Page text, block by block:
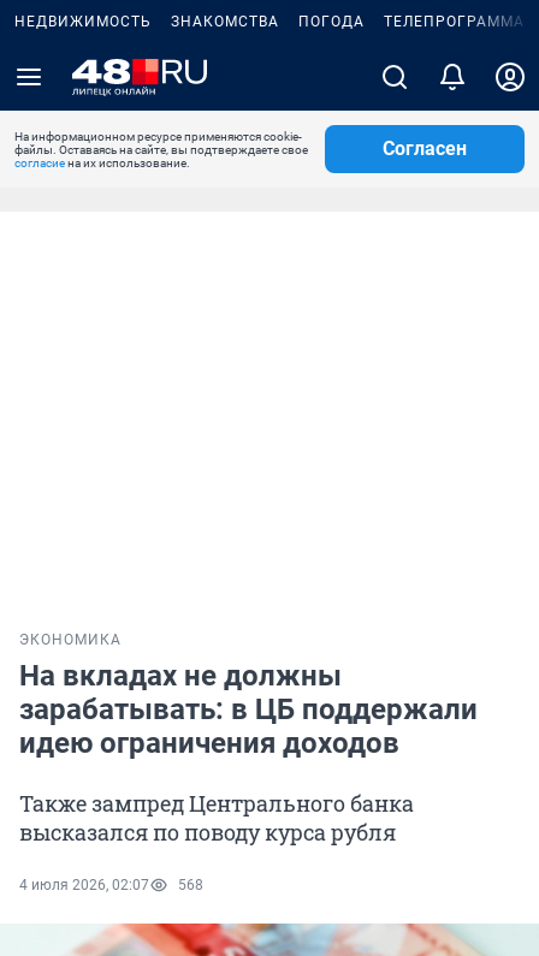
НЕДВИЖИМОСТЬ ЗНАКОМСТВА ПОГОДА ТЕЛЕПРОГРАММА
На информационном ресурсе применяются cookie-
файлы. Оставаясь на сайте, вы подтверждаете свое
согласиена их использование.
Согласен
ЭКОНОМИКА
На вкладах не должны
зарабатывать: в ЦБ поддержали
идею ограничения доходов
Также зампред Центрального банка
высказался по поводу курса рубля
4 июля 2026, 02:07 568